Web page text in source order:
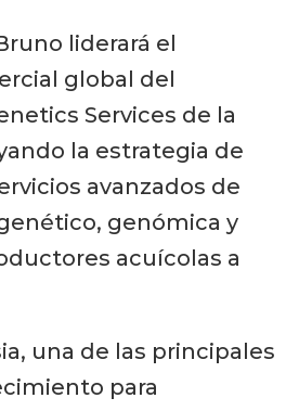
liderará el
global del
Services de la
la estrategia de
avanzados de
genómica y
acuícolas a
una de las principales
para